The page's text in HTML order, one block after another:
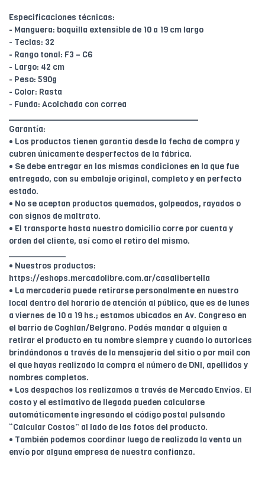
Especificaciones técnicas:
- Manguera: boquilla extensible de 10 a 19 cm largo
- Teclas: 32
- Rango tonal: F3 – C6
- Largo: 42 cm
- Peso: 590g
- Color: Rasta
- Funda: Acolchada con correa
________________________________________
Garantía:
• Los productos tienen garantía desde la fecha de compra y
cubren únicamente desperfectos de la fábrica.
• Se debe entregar en las mismas condiciones en la que fue
entregado, con su embalaje original, completo y en perfecto
estado.
• No se aceptan productos quemados, golpeados, rayados o
con signos de maltrato.
• El transporte hasta nuestro domicilio corre por cuenta y
orden del cliente, así como el retiro del mismo.
____________
• Nuestros productos:
https://eshops.mercadolibre.com.ar/casalibertella
• La mercadería puede retirarse personalmente en nuestro
local dentro del horario de atención al público, que es de lunes
a viernes de 10 a 19 hs.; estamos ubicados en Av. Congreso en
el barrio de Coghlan/Belgrano. Podés mandar a alguien a
retirar el producto en tu nombre siempre y cuando lo autorices
brindándonos a través de la mensajería del sitio o por mail con
el que hayas realizado la compra el número de DNI, apellidos y
nombres completos.
• Los despachos los realizamos a través de Mercado Envíos. El
costo y el estimativo de llegada pueden calcularse
automáticamente ingresando el código postal pulsando
“Calcular Costos” al lado de las fotos del producto.
• También podemos coordinar luego de realizada la venta un
envío por alguna empresa de nuestra confianza.